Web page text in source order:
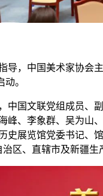
导，中国美术家协
。
中国文联党组成员、
峰、李象群、吴为山
史展览馆党委书记、
区、直辖市及新疆